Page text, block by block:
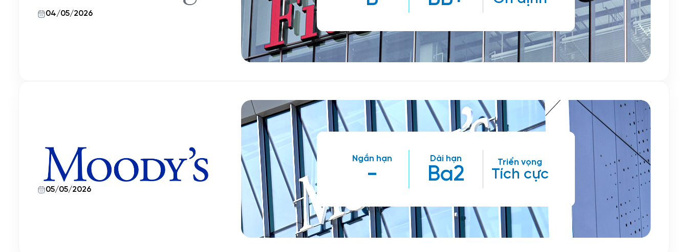
04/05/2026
05/05/2026
Ngắn hạn
-
Dài hạn
Ba2
Triển vọng
Tích cực